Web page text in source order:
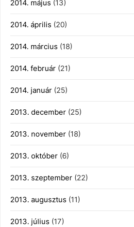
2014. május (13)
2014. április (20)
2014. március (18)
2014. február (21)
2014. január (25)
2013. december (25)
2013. november (18)
2013. október (6)
2013. szeptember (22)
2013. augusztus (11)
2013. július (17)